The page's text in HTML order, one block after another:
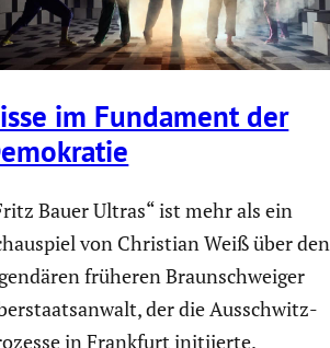
im Fundament der
Bauer Ultras“ ist mehr als ein
von Christian Weiß über den
früheren Braunschweiger
der die Ausschwitz-
in Frankfurt initiierte.